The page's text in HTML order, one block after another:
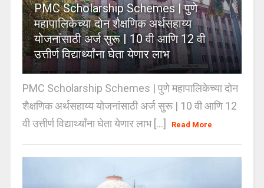
PMC Scholarship Schemes | पुणे
महापालिकेच्या दोन शैक्षणिक अर्थसहाय्य
योजनांसाठी अर्ज सुरू | 10 वी आणि 12 वी
उत्तीर्ण विद्यार्थ्यांना घेता येणार लाभ
PMC Scholarship Schemes | पुणे महापालिकेच्या दोन
शैक्षणिक अर्थसहाय्य योजनांसाठी अर्ज सुरू | 10 वी आणि 12
वी उत्तीर्ण विद्यार्थ्यांना घेता येणार लाभ [...]
Read More